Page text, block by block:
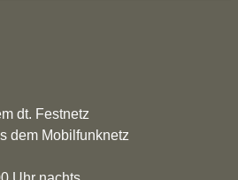
dt. Festnetz
dem Mobilfunknetz